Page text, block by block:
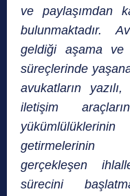
ve paylaşımdan
bulunmaktadır.
geldiği aşama ve
süreçlerinde
avukatların
iletişim
getirmelerinin
gerçekleşen
sürecini